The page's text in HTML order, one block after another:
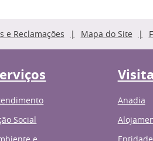
e Reclamações Mapa do Site
Social
Anadia